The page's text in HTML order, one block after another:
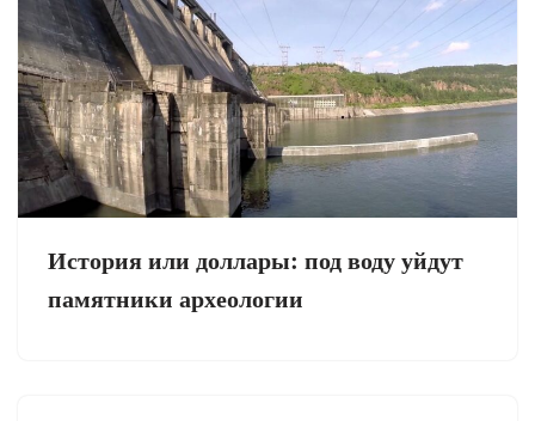
История или доллары: под воду уйдут
памятники археологии